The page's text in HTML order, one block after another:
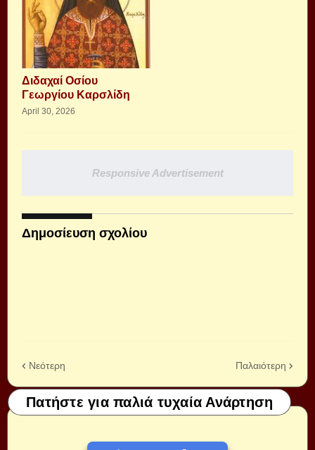
Διδαχαί Οσίου
Γεωργίου Καρσλίδη
April 30, 2026
Responsive Advertisement
Δημοσίευση σχολίου
Νεότερη Παλαιότερη
Πατήστε για παλιά τυχαία Ανάρτηση